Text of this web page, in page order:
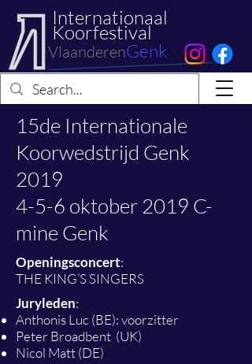
Internationaal
Koorfestival
VlaanderenGenk
15de Internationale
Koorwedstrijd Genk
2019
4-5-6 oktober 2019 C-
mine Genk
Openingsconcert:
THE KING’S SINGERS
Juryleden:
Anthonis Luc (BE): voorzitter
Peter Broadbent (UK)
Nicol Matt (DE)